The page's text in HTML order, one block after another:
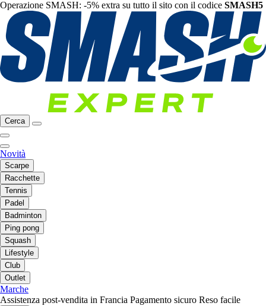
Operazione SMASH: -5% extra su tutto il sito con il codice SMASH5
Cerca
Novità
Scarpe
Racchette
Tennis
Padel
Badminton
Ping pong
Squash
Lifestyle
Club
Outlet
Marche
Assistenza post-vendita in Francia Pagamento sicuro Reso facile